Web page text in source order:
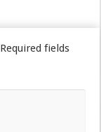
Required fields